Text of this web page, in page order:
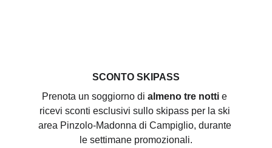
SCONTO SKIPASS
Prenota un soggiorno di almeno tre notti e
ricevi sconti esclusivi sullo skipass per la ski
area Pinzolo-Madonna di Campiglio, durante
le settimane promozionali.